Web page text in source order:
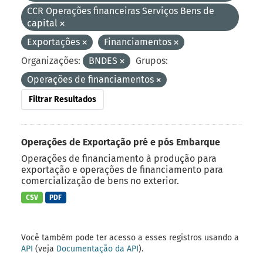
CCR Operações financeiras Serviços Bens de
capital
Exportações
Financiamentos
Organizações:
BNDES
Grupos:
Operações de financiamentos
Filtrar Resultados
Operações de Exportação pré e pós Embarque
Operações de financiamento à produção para
exportação e operações de financiamento para
comercialização de bens no exterior.
CSV PDF
Você também pode ter acesso a esses registros usando a
API (veja Documentação da API).